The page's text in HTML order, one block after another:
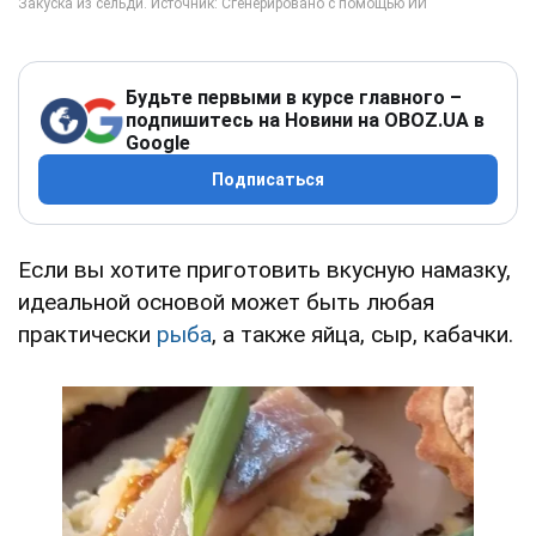
Будьте первыми в курсе главного –
подпишитесь на Новини на OBOZ.UA в
Google
Подписаться
Если вы хотите приготовить вкусную намазку,
идеальной основой может быть любая
практически рыба, а также яйца, сыр, кабачки.